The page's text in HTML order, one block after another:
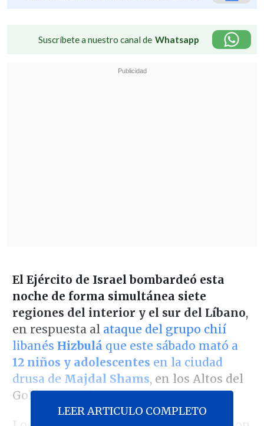
Suscríbete a nuestro canal de Whatsapp
El Ejército de Israel bombardeó esta
noche de forma simultánea siete
regiones del interior y el sur del Líbano,
en respuesta al ataque del grupo chií
libanés Hizbulá que este sábado mató a
12 niños y adolescentes en la ciudad
drusa de Majdal Shams, en los Altos del
Golán ocupados.
LEER ARTICULO COMPLETO